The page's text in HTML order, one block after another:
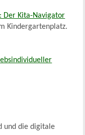
Der Kita-Navigator
Kindergartenplatz.
und die digitale